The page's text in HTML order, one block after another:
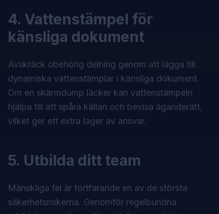
4. Vattenstämpel för
känsliga dokument
Avskräck obehörig delning genom att lägga till
dynamiska vattenstämplar i känsliga dokument.
Om en skärmdump läcker kan vattenstämpeln
hjälpa till att spåra källan och bevisa äganderätt,
vilket ger ett extra lager av ansvar.
5. Utbilda ditt team
Mänskliga fel är fortfarande en av de största
säkerhetsriskerna. Genomför regelbundna